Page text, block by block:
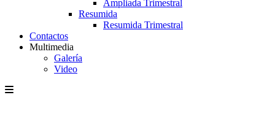
Ampliada Trimestral
Resumida
Resumida Trimestral
Contactos
Multimedia
Galería
Video